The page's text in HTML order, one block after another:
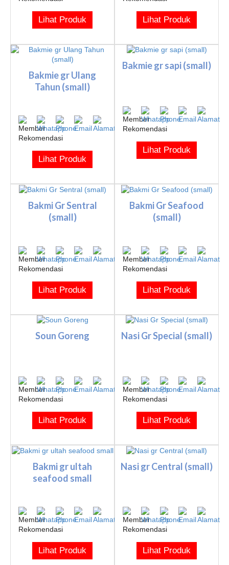
Lihat Produk Lihat Produk
Bakmie gr Ulang
Tahun (small)
Lihat Produk
Bakmie gr sapi (small)
Lihat Produk
Bakmi Gr Sentral
(small)
Lihat Produk
Bakmi Gr Seafood
(small)
Lihat Produk
Soun Goreng
Lihat Produk
Nasi Gr Special (small)
Lihat Produk
Bakmi gr ultah
seafood small
Lihat Produk
Nasi gr Central (small)
Lihat Produk